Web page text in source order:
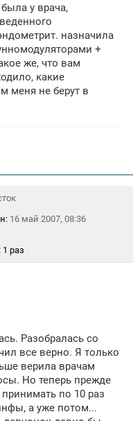
у врача,
назначила
+
же, что вам
какие
меня не берут в
16 май 2007, 08:36
1 раз
Разобралась со
все верно. Я только
верила врачам
Но теперь прежде
по 10 раз
а уже потом...